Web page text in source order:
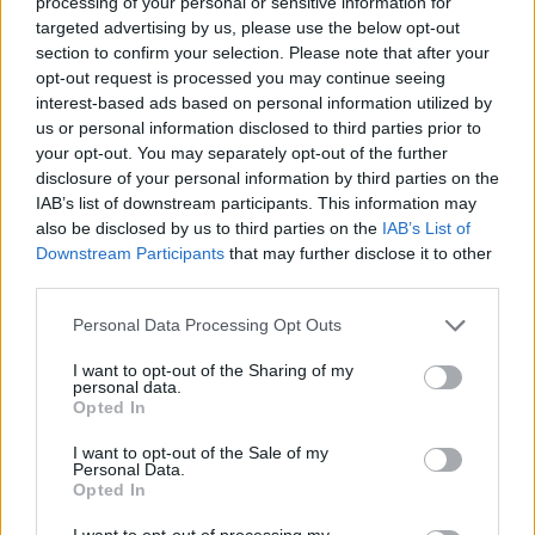
targeted advertising by us, please use the below opt-out
section to confirm your selection. Please note that after your
opt-out request is processed you may continue seeing
interest-based ads based on personal information utilized by
us or personal information disclosed to third parties prior to
your opt-out. You may separately opt-out of the further
disclosure of your personal information by third parties on the
IAB’s list of downstream participants. This information may
also be disclosed by us to third parties on the IAB’s List of
Downstream Participants that may further disclose it to other
Personal Data Processing Opt Outs
I want to opt-out of the Sharing of my
personal data.
Opted In
I want to opt-out of the Sale of my
Personal Data.
Opted In
οι πιέσεις από το ηλεκτρονικό εμπόριο
15:29
Συναγερμός για άνδρα περιπατητή που ζήτησε τις πρώτες
βοήθειες κοντά στο φαράγγι του Τράφουλα
15:26
Στέφανος Τσιτσιπάς: Διακοπές στην Ελβετία με τη νέα
του σύντροφο (photos)
Ιός Δυτικού Νείλου: Έως τον Οκτώβριο η έξαρση των
κρουσμάτων - Τα συμπτώματα που δεν πρέπει να
για φωτιά στα Νέα Ρούματα